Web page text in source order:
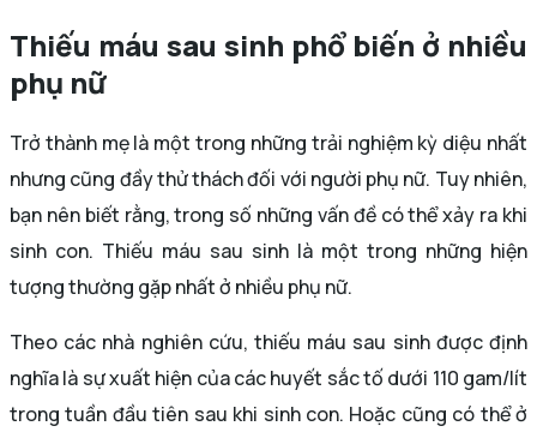
Thiếu máu sau sinh phổ biến ở nhiều
phụ nữ
Trở thành mẹ là một trong những trải nghiệm kỳ diệu nhất
nhưng cũng đầy thử thách đối với người phụ nữ. Tuy nhiên,
bạn nên biết rằng, trong số những vấn đề có thể xảy ra khi
sinh con. Thiếu máu sau sinh là một trong những hiện
tượng thường gặp nhất ở nhiều phụ nữ.
Theo các nhà nghiên cứu, thiếu máu sau sinh được định
nghĩa là sự xuất hiện của các huyết sắc tố dưới 110 gam/lít
trong tuần đầu tiên sau khi sinh con. Hoặc cũng có thể ở